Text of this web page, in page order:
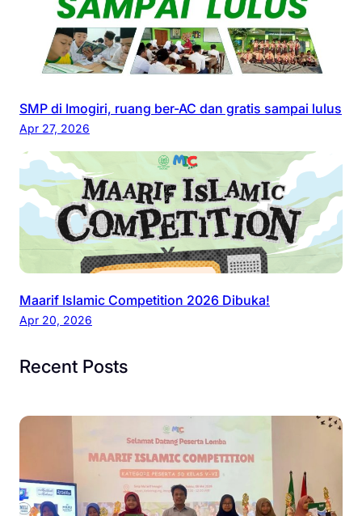
r
T
e
e
r
a
m
d
a
n
t
a
l
SMP di Imogiri, ruang ber-AC dan gratis sampai lulus
Apr 27, 2026
Maarif Islamic Competition 2026 Dibuka!
Apr 20, 2026
Recent Posts